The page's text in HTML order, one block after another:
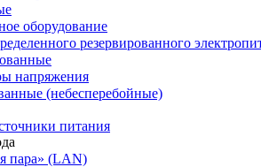
оборудование
резервированного
напряжения
(небесперебойные)
питания
пара» (LAN)